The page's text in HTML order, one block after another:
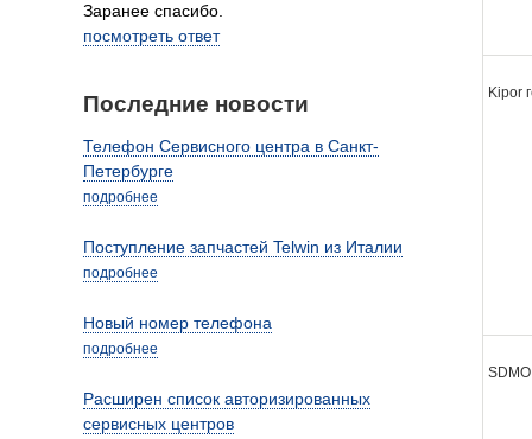
Заранее спасибо.
посмотреть ответ
Последние новости
Телефон Сервисного центра в Санкт-
Петербурге
подробнее
Поступление запчастей Telwin из Италии
подробнее
Новый номер телефона
подробнее
Расширен список авторизированных
сервисных центров
Kipor
SDMO